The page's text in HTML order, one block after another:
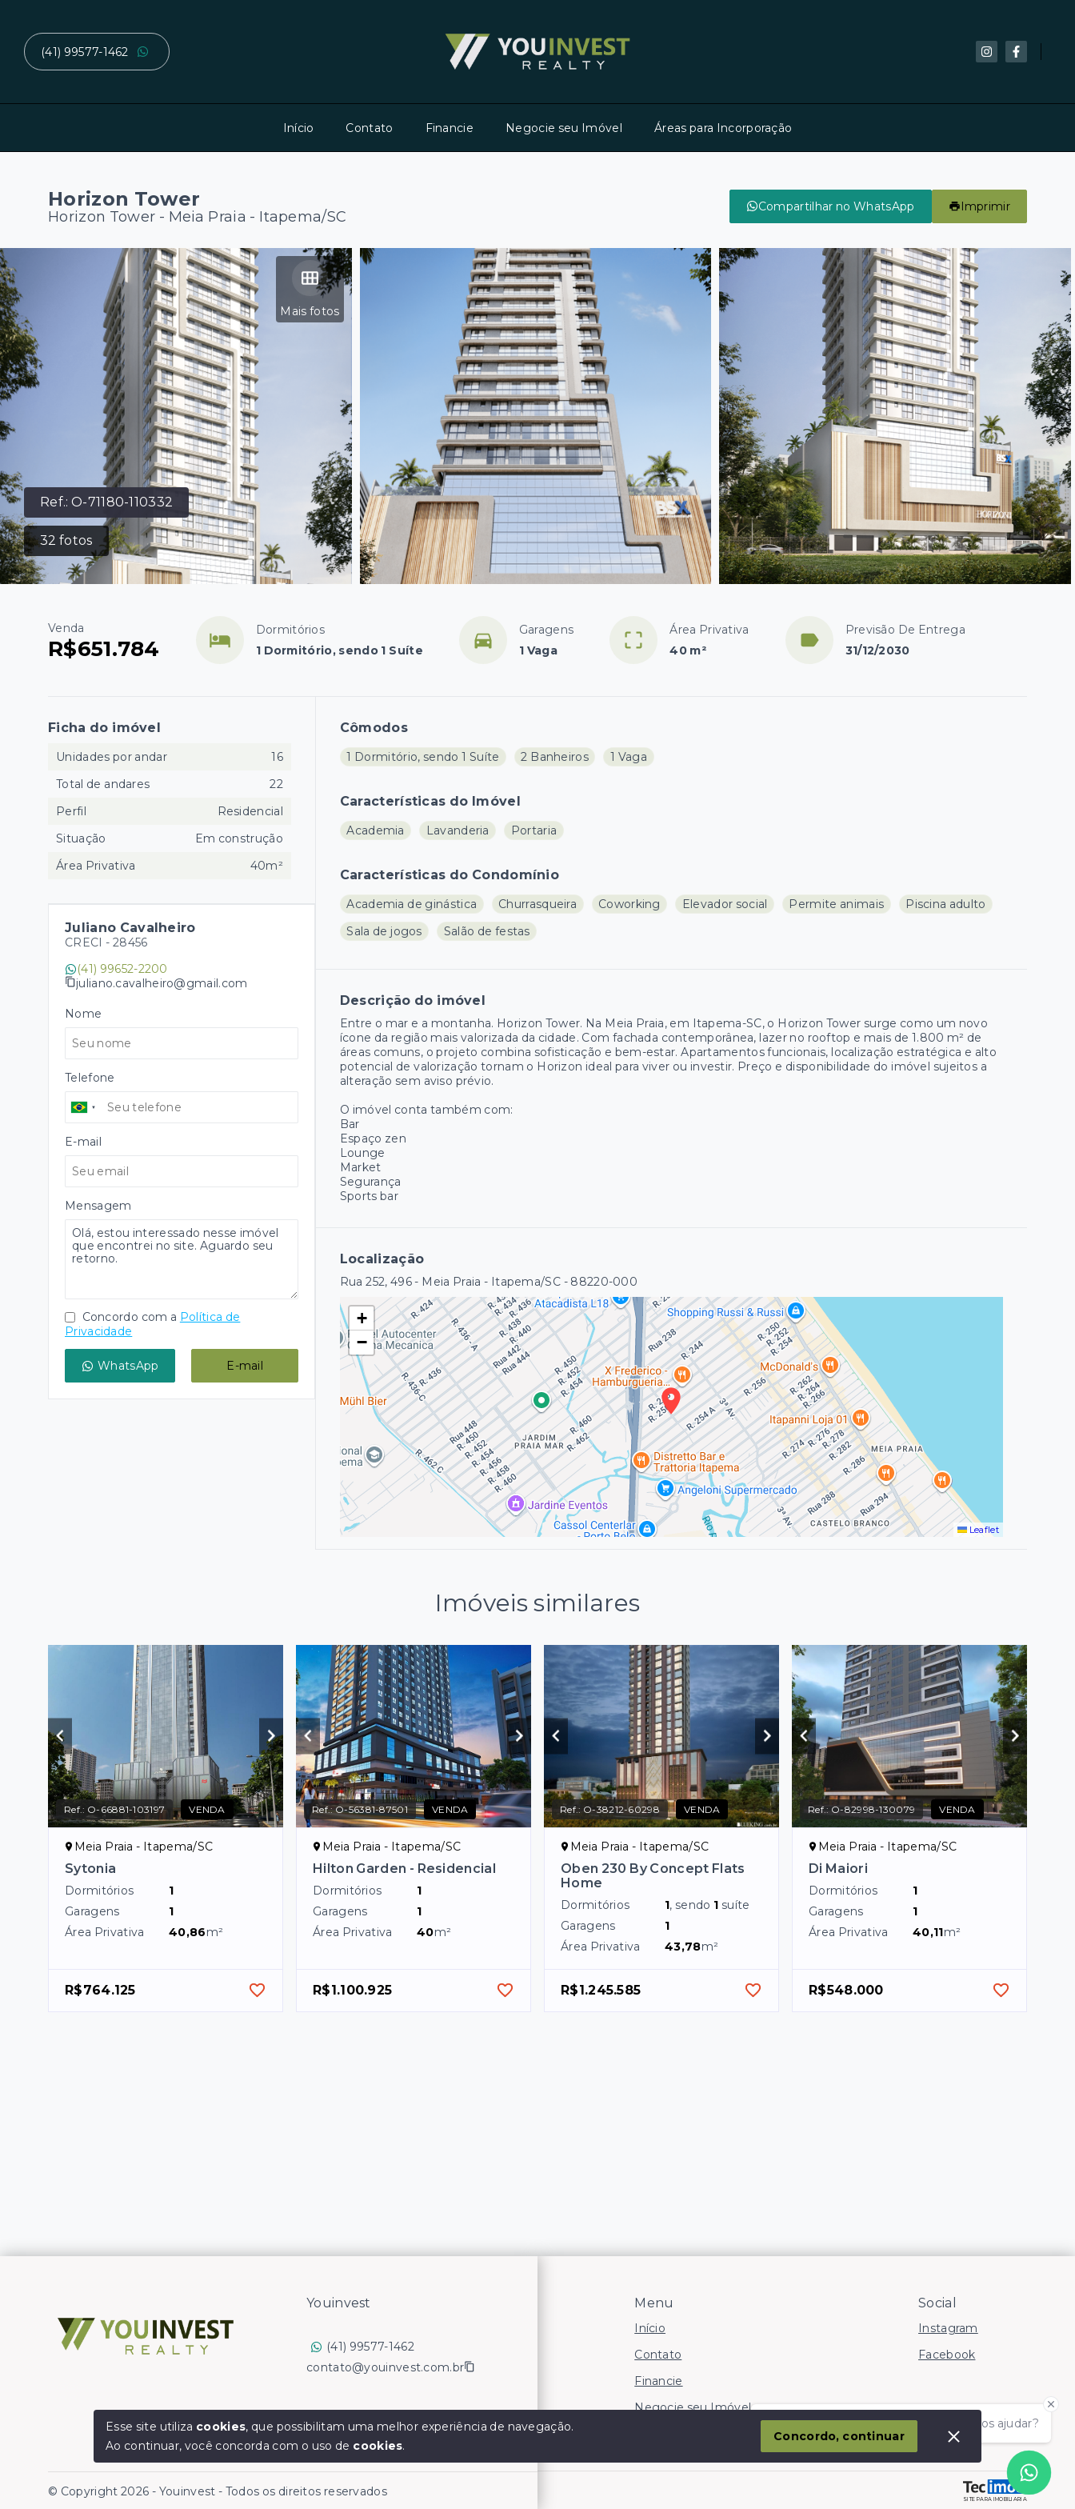
(41) 99577-1462
Início Contato Financie Negocie seu Imóvel Áreas para Incorporação
Horizon Tower
Horizon Tower - Meia Praia - Itapema/SC
Compartilhar no WhatsApp Imprimir
Ref.:O-71180-110332
32 fotos
Mais fotos
Venda
R$651.784
Dormitórios
1 Dormitório, sendo 1 Suíte
Garagens
1 Vaga
Área Privativa
40 m²
Previsão De Entrega
31/12/2030
Cômodos
1 Dormitório, sendo 1 Suíte 2 Banheiros 1 Vaga
Características do Imóvel
Academia Lavanderia Portaria
Características do Condomínio
Academia de ginástica Churrasqueira Coworking Elevador social Permite animais
Piscina adulto
Sala de jogos
Salão de festas
Descrição do imóvel
Entre o mar e a montanha. Horizon Tower. Na Meia Praia, em Itapema-SC, o Horizon Tower surge como um novo
ícone da região mais valorizada da cidade. Com fachada contemporânea, lazer no rooftop e mais de 1.800 m² de
áreas comuns, o projeto combina sofisticação e bem-estar. Apartamentos funcionais, localização estratégica e alto
potencial de valorização tornam o Horizon ideal para viver ou investir. Preço e disponibilidade do imóvel sujeitos a
alteração sem aviso prévio.
O imóvel conta também com:
Bar
Espaço zen
Lounge
Market
Segurança
Sports bar
Localização
Rua 252, 496 - Meia Praia - Itapema/SC - 88220-000
+
−
Leaflet
Ficha do imóvel
Unidades por andar
16
Total de andares
22
Perfil
Residencial
Situação
Em construção
Área Privativa
40m²
Juliano Cavalheiro
CRECI - 28456
(41) 99652-2200
juliano.cavalheiro@gmail.com
Nome
Telefone
E-mail
Mensagem
Concordo com a Política de
Privacidade
WhatsApp E-mail
Imóveis similares
Ref.: O-66881-103197 VENDA
Meia Praia - Itapema/SC
Sytonia
Dormitórios
1
Garagens
1
Área Privativa
40,86m²
R$764.125
Ref.:O-56381-87501 VENDA
Meia Praia - Itapema/SC
Hilton Garden - Residencial
Dormitórios
1
Garagens
1
Área Privativa
40m²
R$1.100.925
Ref.: O-38212-60298 VENDA
Meia Praia - Itapema/SC
Oben 230 By Concept Flats
Home
Dormitórios 1, sendo 1 suíte
Garagens
1
Área Privativa
43,78m²
R$1.245.585
Ref.: O-82998-130079 VENDA
Meia Praia - Itapema/SC
Di Maiori
Dormitórios
1
Garagens
1
Área Privativa
40,11m²
R$548.000
Olá! somos da Linkmob, como podemos ajudar?
Menu
Início
Contato
Financie
Negocie seu Imóvel
Social
Instagram
Facebook
SITE PARA IMOBILIARIA
Youinvest
(41) 99577-1462
contato@youinvest.com.br
© Copyright 2026 - Youinvest - Todos os direitos reservados
Esse site utiliza cookies, que possibilitam uma melhor experiência de navegação.
Ao continuar, você concorda com o uso de cookies.
Concordo, continuar